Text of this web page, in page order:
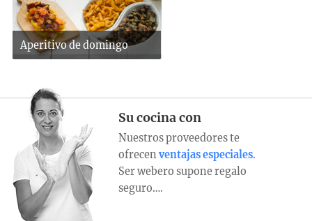
Aperitivo de domingo
Su cocina con
Nuestros proveedores te
ofrecen ventajas especiales.
Ser webero supone regalo
seguro….